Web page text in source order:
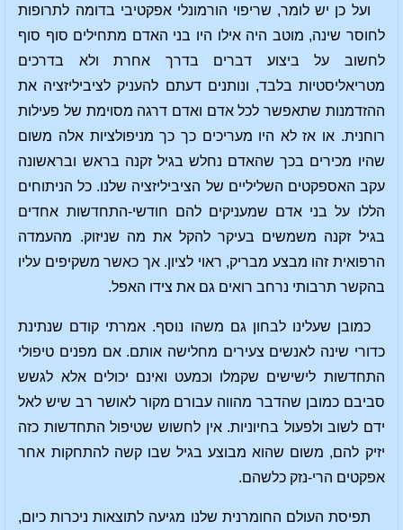
ועל כן יש לומר, שריפוי הורמונלי אפקטיבי בדומה לתרופות
לחוסר שינה, מוטב היה אילו היו בני האדם מתחילים סוף סוף
לחשוב על ביצוע דברים בדרך אחרת ולא בדרכים
מטריאליסטיות בלבד, ונותנים דעתם להעניק לציביליזציה את
ההזדמנות שתאפשר לכל אדם ואדם דרגה מסוימת של פעילות
רוחנית. או אז לא היו מעריכים כך כך מניפולציות אלה משום
שהיו מכירים בכך שהאדם נחלש בגיל זקנה בראש ובראשונה
עקב האספקטים השליליים של הציביליזציה שלנו. כל הניתוחים
הללו על בני אדם שמעניקים להם חודשי-התחדשות אחדים
בגיל זקנה משמשים בעיקר להקל את מה שניזוק. מהעמדה
הרפואית זהו מבצע מבריק, ראוי לציון. אך כאשר משקיפים עליו
בהקשר תרבותי נרחב רואים גם את צידו האפל.
כמובן שעלינו לבחון גם משהו נוסף. אמרתי קודם שנתינת
כדורי שינה לאנשים צעירים מחלישה אותם. אם מפנים טיפולי
התחדשות לישישים שקמלו וכמעט ואינם יכולים אלא לגשש
סביבם כמובן שהדבר מהווה עבורם מקור לאושר רב שיש לאל
ידם לשוב ולפעול בחיוניות. אין לחשוש שטיפול התחדשות כזה
יזיק להם, משום שהוא מבוצע בגיל שבו קשה להתחקות אחר
אפקטים הרי-נזק כלשהם.
תפיסת העולם החומרנית שלנו מגיעה לתוצאות ניכרות כיום,